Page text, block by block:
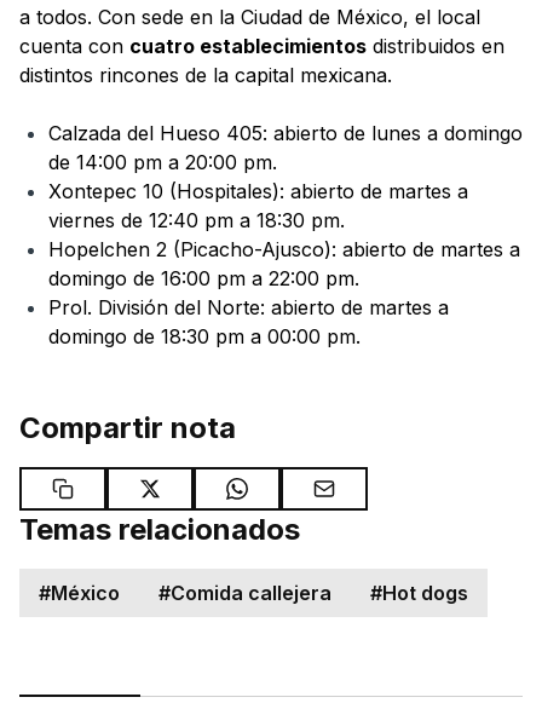
a todos. Con sede en la Ciudad de México, el local
cuenta con cuatro establecimientos distribuidos en
distintos rincones de la capital mexicana.
Calzada del Hueso 405: abierto de lunes a domingo
de 14:00 pm a 20:00 pm.
Xontepec 10 (Hospitales): abierto de martes a
viernes de 12:40 pm a 18:30 pm.
Hopelchen 2 (Picacho-Ajusco): abierto de martes a
domingo de 16:00 pm a 22:00 pm.
Prol. División del Norte: abierto de martes a
domingo de 18:30 pm a 00:00 pm.
Compartir nota
Temas relacionados
#México #Comida callejera #Hot dogs